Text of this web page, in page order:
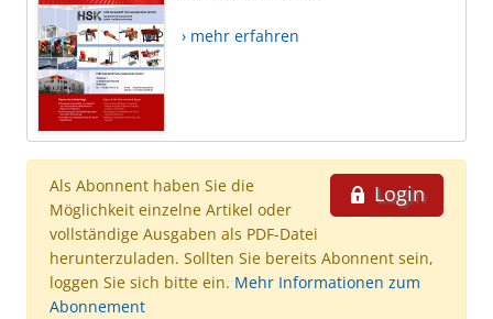
› mehr erfahren
Login
Als Abonnent haben Sie die
Möglichkeit einzelne Artikel oder
vollständige Ausgaben als PDF-Datei
herunterzuladen. Sollten Sie bereits Abonnent sein,
loggen Sie sich bitte ein. Mehr Informationen zum
Abonnement